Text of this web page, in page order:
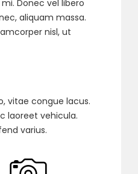
Donec vel libero
aliquam massa.
nisl, ut
vitae congue lacus.
laoreet vehicula.
varius.